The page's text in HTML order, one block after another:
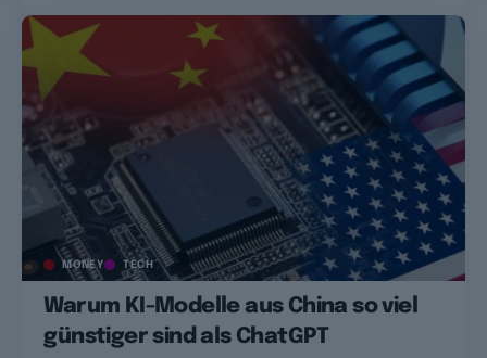
MONEY TECH
Warum KI-Modelle aus China so viel
günstiger sind als ChatGPT